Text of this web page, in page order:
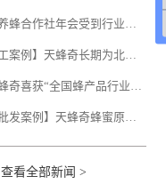
天蜂奇养蜂合作社年会受到行业协会肯定和《中国蜂产品》报道
【代加工案例】天蜂奇长期为北京某民营老牌蜂蜜厂提供蜂蜜柚子茶代加工
北京天蜂奇喜获“全国蜂产品行业龙头企业”荣誉
【原料批发案例】天蜂奇蜂蜜原料赢得某国营蜂蜜厂近20年信赖
查看全部新闻 >